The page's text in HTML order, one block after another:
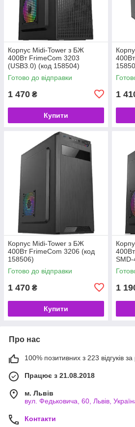
Корпус Midi-Tower з БЖ
400Вт FrimeCom 3203
(USB3.0) (код 158504)
Готово до відправки
1 470 ₴
Купити
1
Корпус Midi-Tower з БЖ
400Вт FrimeCom 3206 (код
158506)
Готово до відправки
1 470 ₴
Купити
1
Про нас
100% позитивних з 223 відгуків за
Працює з 21.08.2018
м. Львів
вул. Федьковича, 60, Львів,
Контакти